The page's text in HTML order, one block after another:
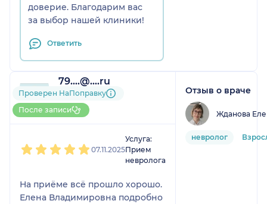
доверие. Благодарим вас
за выбор нашей клиники!
Ответить
79....@....ru
1 отзыв
До 5 записей через
НаПоправку
Проверен НаПоправку
После записи
07.11.2025
Услуга:
Прием
невролога
На приёме всё прошло хорошо.
Елена Владимировна подробно
Отзыв о враче
Жданова
невролог